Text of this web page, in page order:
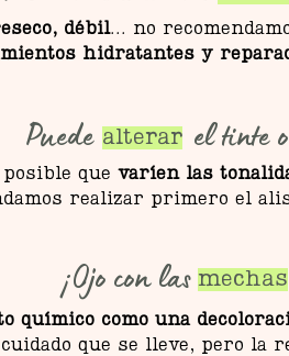
débil... no
hidratantes y
que varíen las
realizar primero el
Puede el tinte o
alterar
químico como una
que se lleve, pero la
¡Ojo con las
mechas